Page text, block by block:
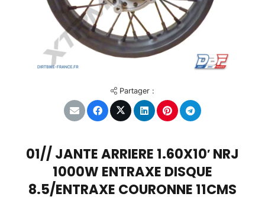
Partager :
01// JANTE ARRIERE 1.60X10′ NRJ
1000W ENTRAXE DISQUE
8.5/ENTRAXE COURONNE 11CMS